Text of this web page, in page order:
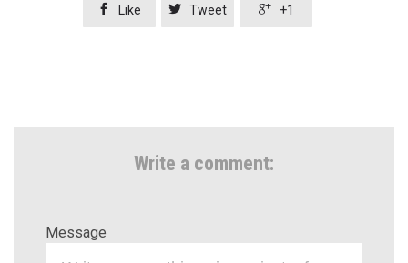
 Like  Tweet  +1
Write a comment:
Message